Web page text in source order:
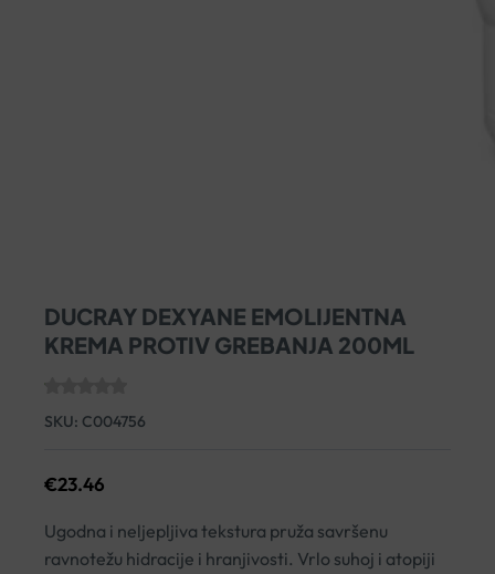
DUCRAY DEXYANE EMOLIJENTNA
KREMA PROTIV GREBANJA 200ML
SKU: C004756
€23.46
Ugodna i neljepljiva tekstura pruža savršenu
ravnotežu hidracije i hranjivosti. Vrlo suhoj i atopiji